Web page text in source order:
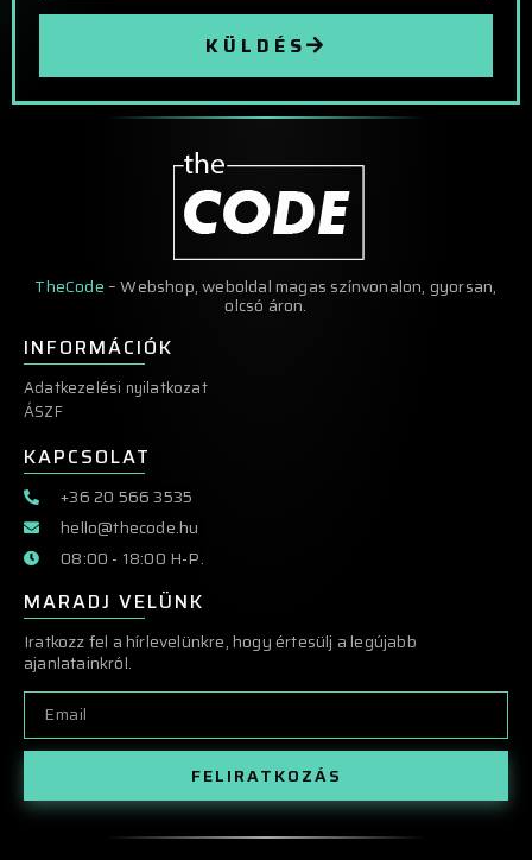
KÜLDÉS
TheCode– Webshop, weboldal magas színvonalon, gyorsan,
olcsó áron.
INFORMÁCIÓK
Adatkezelési nyilatkozat
ÁSZF
KAPCSOLAT
+36 20 566 3535
hello@thecode.hu
08:00 - 18:00 H-P.
MARADJ VELÜNK
Iratkozz fel a hírlevelünkre, hogy értesülj a legújabb
ajanlatainkról.
FELIRATKOZÁS